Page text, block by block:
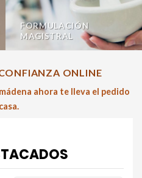
FORMULACIÓN
MAGISTRAL
ONLINE
ahora te lleva el pedido